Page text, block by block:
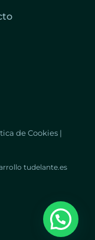
de Cookies|
tudelante.es